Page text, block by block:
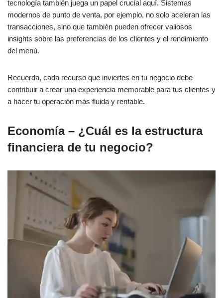
tecnología también juega un papel crucial aquí. Sistemas
modernos de punto de venta, por ejemplo, no solo aceleran las
transacciones, sino que también pueden ofrecer valiosos
insights sobre las preferencias de los clientes y el rendimiento
del menú.
Recuerda, cada recurso que inviertes en tu negocio debe
contribuir a crear una experiencia memorable para tus clientes y
a hacer tu operación más fluida y rentable.
Economía – ¿Cuál es la estructura
financiera de tu negocio?